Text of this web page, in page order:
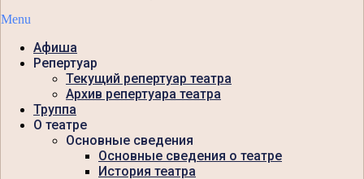
Menu
Афиша
Репертуар
Текущий репертуар театра
Архив репертуара театра
Труппа
О театре
Основные сведения
Основные сведения о театре
История театра